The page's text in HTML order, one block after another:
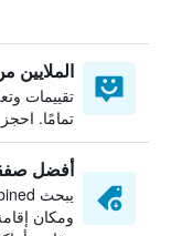
الملايين
تقييمات
تمامًا.
أفضل
ومكان